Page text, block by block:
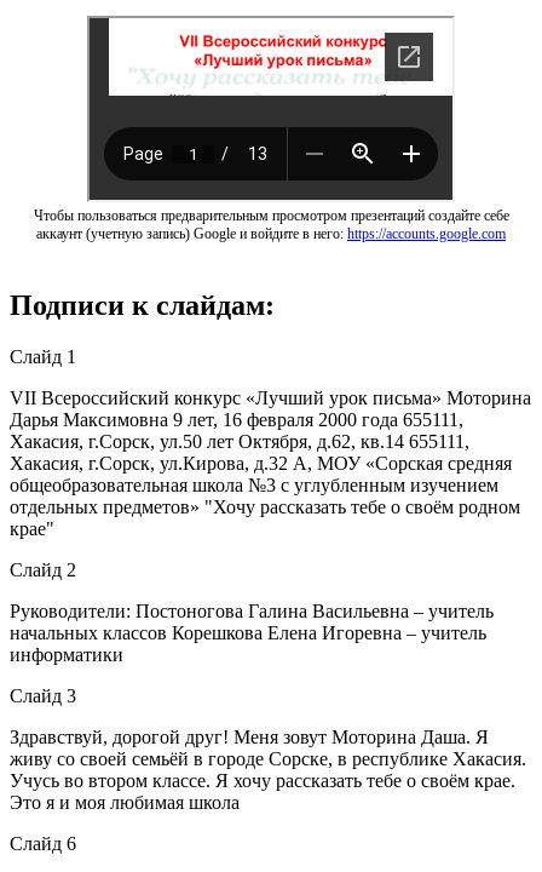
Чтобы пользоваться предварительным просмотром презентаций создайте себе
аккаунт (учетную запись) Google и войдите в него: https://accounts.google.com
Подписи к слайдам:
Слайд 1
VII Всероссийский конкурс «Лучший урок письма» Моторина
Дарья Максимовна 9 лет, 16 февраля 2000 года 655111,
Хакасия, г.Сорск, ул.50 лет Октября, д.62, кв.14 655111,
Хакасия, г.Сорск, ул.Кирова, д.32 А, МОУ «Сорская средняя
общеобразовательная школа №3 с углубленным изучением
отдельных предметов» "Хочу рассказать тебе о своём родном
крае"
Слайд 2
Руководители: Постоногова Галина Васильевна – учитель
начальных классов Корешкова Елена Игоревна – учитель
информатики
Слайд 3
Здравствуй, дорогой друг! Меня зовут Моторина Даша. Я
живу со своей семьёй в городе Сорске, в республике Хакасия.
Учусь во втором классе. Я хочу рассказать тебе о своём крае.
Это я и моя любимая школа
Слайд 6